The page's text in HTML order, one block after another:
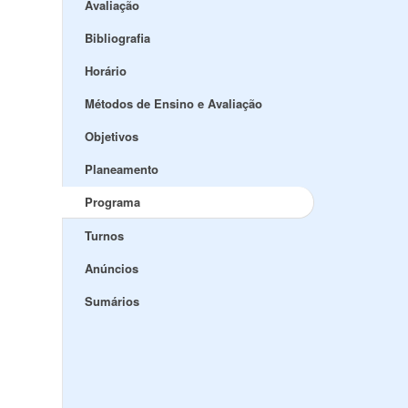
Avaliação
Bibliografia
Horário
Métodos de Ensino e Avaliação
Objetivos
Planeamento
Programa
Turnos
Anúncios
Sumários